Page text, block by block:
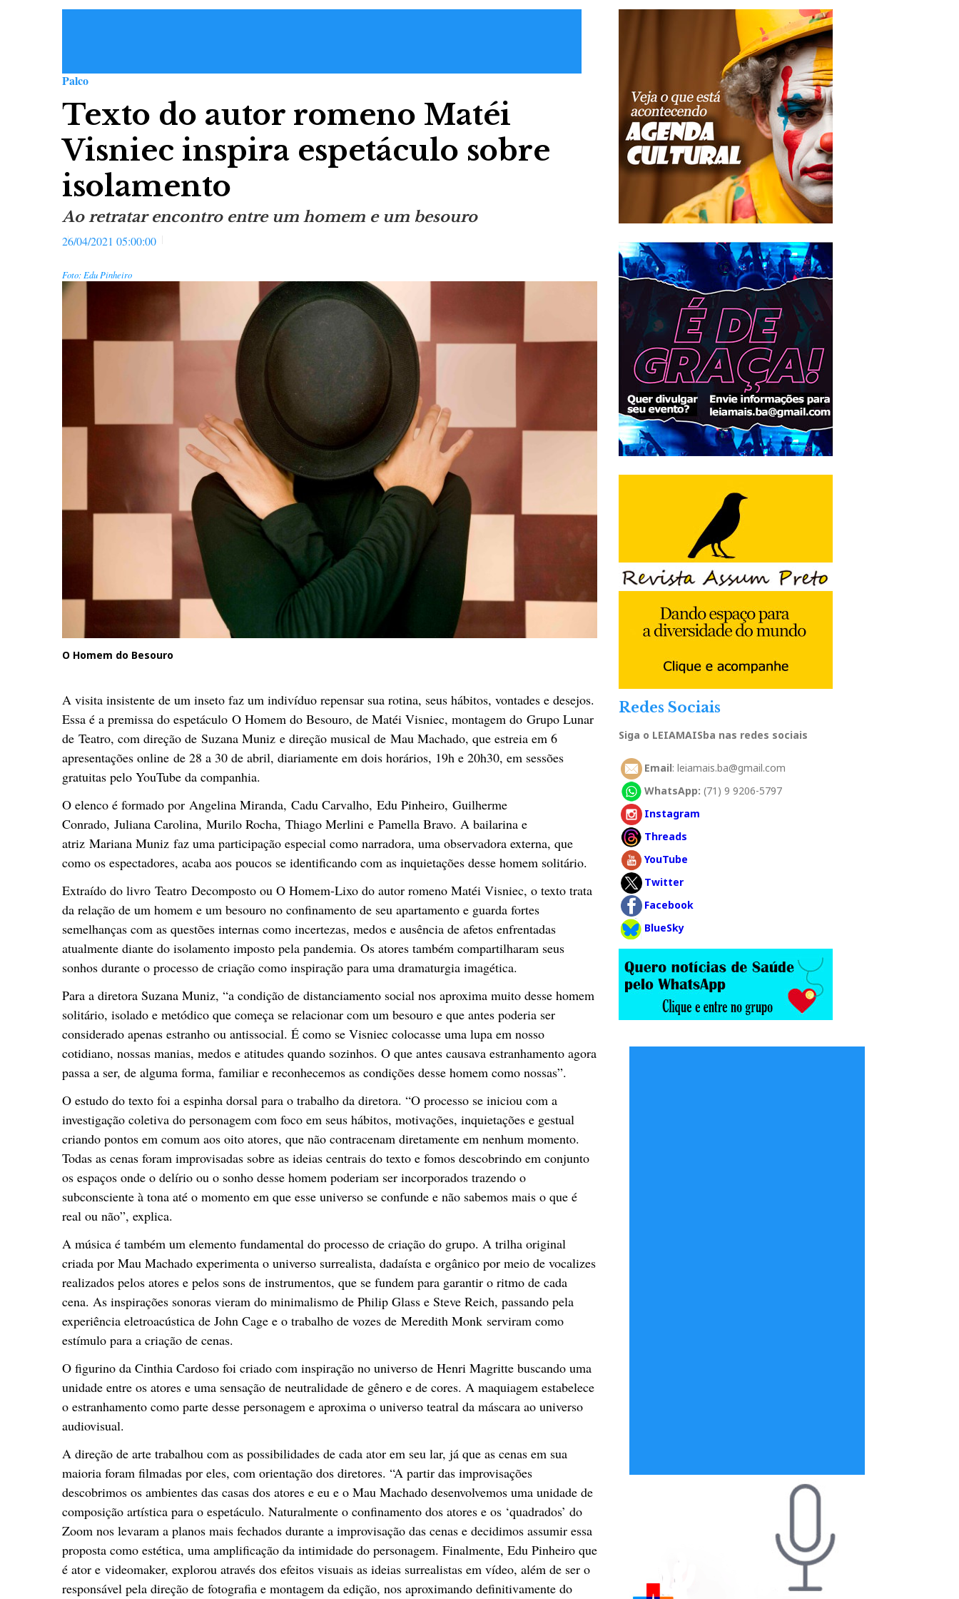
Palco
Texto do autor romeno Matéi
Visniec inspira espetáculo sobre
isolamento
Ao retratar encontro entre um homem e um besouro
26/04/2021 05:00:00
Foto: Edu Pinheiro
O Homem do Besouro
A visita insistente de um inseto faz um indivíduo repensar sua rotina, seus hábitos, vontades e desejos.
Essa é a premissa do espetáculo O Homem do Besouro, de Matéi Visniec, montagem do Grupo Lunar
de Teatro, com direção de Suzana Muniz e direção musical de Mau Machado, que estreia em 6
apresentações online de 28 a 30 de abril, diariamente em dois horários, 19h e 20h30, em sessões
gratuitas pelo YouTube da companhia.
O elenco é formado por Angelina Miranda, Cadu Carvalho, Edu Pinheiro, Guilherme
Conrado, Juliana Carolina, Murilo Rocha, Thiago Merlini e Pamella Bravo. A bailarina e
atriz Mariana Muniz faz uma participação especial como narradora, uma observadora externa, que
como os espectadores, acaba aos poucos se identificando com as inquietações desse homem solitário.
Extraído do livro Teatro Decomposto ou O Homem-Lixo do autor romeno Matéi Visniec, o texto trata
da relação de um homem e um besouro no confinamento de seu apartamento e guarda fortes
semelhanças com as questões internas como incertezas, medos e ausência de afetos enfrentadas
atualmente diante do isolamento imposto pela pandemia. Os atores também compartilharam seus
sonhos durante o processo de criação como inspiração para uma dramaturgia imagética.
Para a diretora Suzana Muniz, “a condição de distanciamento social nos aproxima muito desse homem
solitário, isolado e metódico que começa se relacionar com um besouro e que antes poderia ser
considerado apenas estranho ou antissocial. É como se Visniec colocasse uma lupa em nosso
cotidiano, nossas manias, medos e atitudes quando sozinhos. O que antes causava estranhamento agora
passa a ser, de alguma forma, familiar e reconhecemos as condições desse homem como nossas”.
O estudo do texto foi a espinha dorsal para o trabalho da diretora. “O processo se iniciou com a
investigação coletiva do personagem com foco em seus hábitos, motivações, inquietações e gestual
criando pontos em comum aos oito atores, que não contracenam diretamente em nenhum momento.
Todas as cenas foram improvisadas sobre as ideias centrais do texto e fomos descobrindo em conjunto
os espaços onde o delírio ou o sonho desse homem poderiam ser incorporados trazendo o
subconsciente à tona até o momento em que esse universo se confunde e não sabemos mais o que é
real ou não”, explica.
A música é também um elemento fundamental do processo de criação do grupo. A trilha original
criada por Mau Machado experimenta o universo surrealista, dadaísta e orgânico por meio de vocalizes
realizados pelos atores e pelos sons de instrumentos, que se fundem para garantir o ritmo de cada
cena. As inspirações sonoras vieram do minimalismo de Philip Glass e Steve Reich, passando pela
experiência eletroacústica de John Cage e o trabalho de vozes de Meredith Monk serviram como
estímulo para a criação de cenas.
O figurino da Cinthia Cardoso foi criado com inspiração no universo de Henri Magritte buscando uma
unidade entre os atores e uma sensação de neutralidade de gênero e de cores. A maquiagem estabelece
o estranhamento como parte desse personagem e aproxima o universo teatral da máscara ao universo
audiovisual.
A direção de arte trabalhou com as possibilidades de cada ator em seu lar, já que as cenas em sua
maioria foram filmadas por eles, com orientação dos diretores. “A partir das improvisações
descobrimos os ambientes das casas dos atores e eu e o Mau Machado desenvolvemos uma unidade de
composição artística para o espetáculo. Naturalmente o confinamento dos atores e os ‘quadrados’ do
Zoom nos levaram a planos mais fechados durante a improvisação das cenas e decidimos assumir essa
proposta como estética, uma amplificação da intimidade do personagem. Finalmente, Edu Pinheiro que
é ator e videomaker, explorou através dos efeitos visuais as ideias surrealistas em vídeo, além de ser o
responsável pela direção de fotografia e montagem da edição, nos aproximando definitivamente do
Redes Sociais
Siga o LEIAMAISba nas redes sociais
Email: leiamais.ba@gmail.com
WhatsApp: (71) 9 9206-5797
Instagram
Threads
YouTube
Twitter
Facebook
BlueSky